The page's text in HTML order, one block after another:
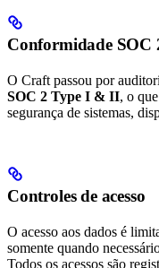
Conformidade SOC
O Craft passou por
SOC 2 Type I & II, o
segurança de sistemas,
Controles de acesso
O acesso aos dados é
somente quando
Todos os acessos são